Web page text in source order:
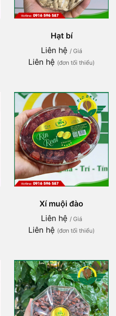
Hạt bí
Liên hệ / Giá
Liên hệ (đơn tối thiểu)
Xí muội đào
Liên hệ / Giá
Liên hệ (đơn tối thiểu)